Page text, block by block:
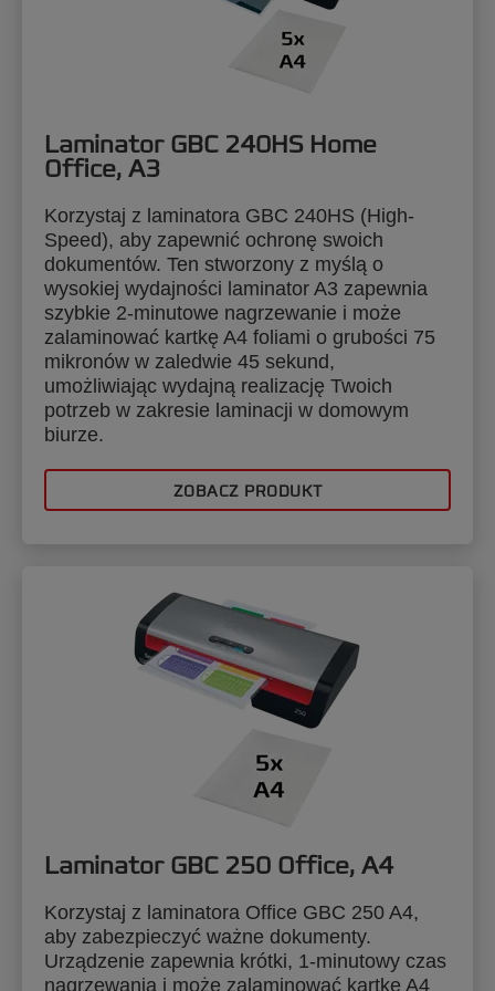
Laminator GBC 240HS Home
Office, A3
Korzystaj z laminatora GBC 240HS (High-
Speed), aby zapewnić ochronę swoich
dokumentów. Ten stworzony z myślą o
wysokiej wydajności laminator A3 zapewnia
szybkie 2-minutowe nagrzewanie i może
zalaminować kartkę A4 foliami o grubości 75
mikronów w zaledwie 45 sekund,
umożliwiając wydajną realizację Twoich
potrzeb w zakresie laminacji w domowym
biurze.
ZOBACZ PRODUKT
Laminator GBC 250 Office, A4
Korzystaj z laminatora Office GBC 250 A4,
aby zabezpieczyć ważne dokumenty.
Urządzenie zapewnia krótki, 1-minutowy czas
nagrzewania i może zalaminować kartkę A4